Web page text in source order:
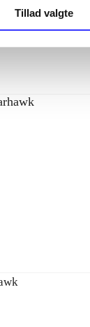
Tillad valgte